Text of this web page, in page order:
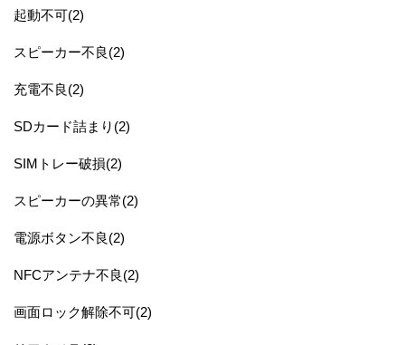
起動不可(2)
スピーカー不良(2)
充電不良(2)
SDカード詰まり(2)
SIMトレー破損(2)
スピーカーの異常(2)
電源ボタン不良(2)
NFCアンテナ不良(2)
画面ロック解除不可(2)